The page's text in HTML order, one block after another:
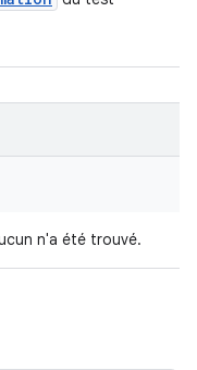
n'a été trouvé.